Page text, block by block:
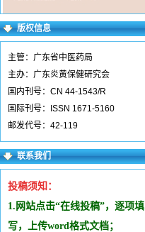
版权信息
主管：广东省中医药局
主办：广东炎黄保健研究会
国内刊号：CN 44-1543/R
国际刊号：ISSN 1671-5160
邮发代号：42-119
联系我们
投稿须知：
1.网站点击“在线投稿”，逐项填
写，上传word格式文档；